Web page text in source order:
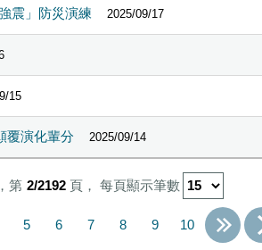
震」防災演練 2025/09/17
15
覆演化輩分 2025/09/14
第 2/2192 頁， 每頁顯示筆數
5 6 7 8 9 10